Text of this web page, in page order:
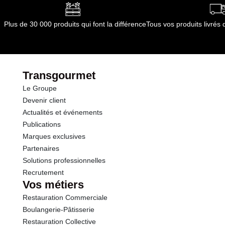
Plus de 30 000 produits qui font la différenceTous vos produits livrés
Transgourmet
Le Groupe
Devenir client
Actualités et événements
Publications
Marques exclusives
Partenaires
Solutions professionnelles
Recrutement
Vos métiers
Restauration Commerciale
Boulangerie-Pâtisserie
Restauration Collective